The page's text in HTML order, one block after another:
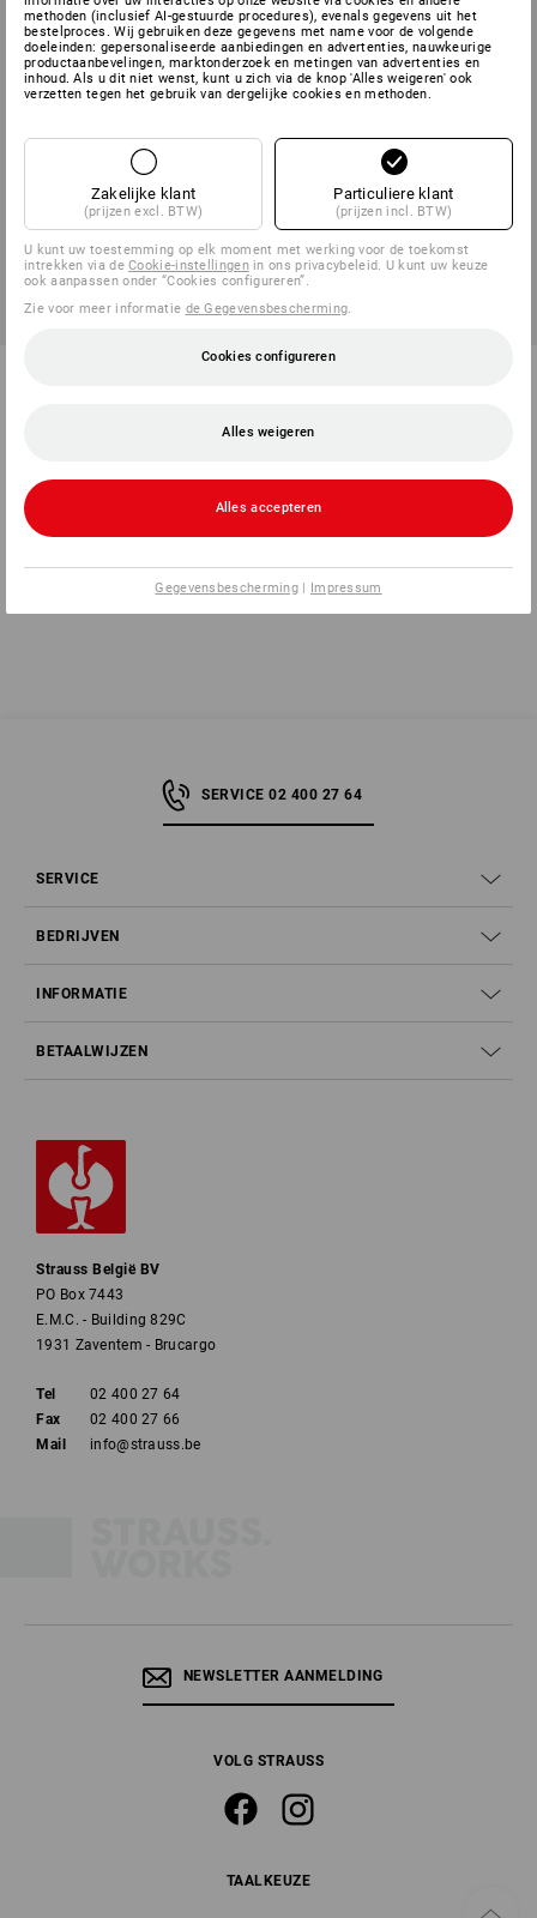
Herlitz Ordners maX.file nature
1
U hebt al 8 van 8 items bekeken.
SERVICE 02 400 27 64
SERVICE
BEDRIJVEN
INFORMATIE
BETAALWIJZEN
Strauss België BV
PO Box 7443
E.M.C. - Building 829C
1931 Zaventem - Brucargo
Tel
02 400 27 64
Fax
02 400 27 66
Mail
info@strauss.be
NEWSLETTER AANMELDING
VOLG STRAUSS
TAALKEUZE
methoden (inclusief AI-gestuurde procedures), evenals gegevens uit het
bestelproces. Wij gebruiken deze gegevens met name voor de volgende
doeleinden: gepersonaliseerde aanbiedingen en advertenties, nauwkeurige
productaanbevelingen, marktonderzoek en metingen van advertenties en
inhoud. Als u dit niet wenst, kunt u zich via de knop 'Alles weigeren' ook
verzetten tegen het gebruik van dergelijke cookies en methoden.
Zakelijke klant
(prijzen excl. BTW)
Particuliere klant
(prijzen incl. BTW)
U kunt uw toestemming op elk moment met werking voor de toekomst
intrekken via deCookie-instellingenin ons privacybeleid. U kunt uw keuze
ook aanpassen onder “Cookies configureren”.
Zie voor meer informatie de Gegevensbescherming.
Cookies configureren
Alles weigeren
Alles accepteren
Gegevensbescherming | Impressum